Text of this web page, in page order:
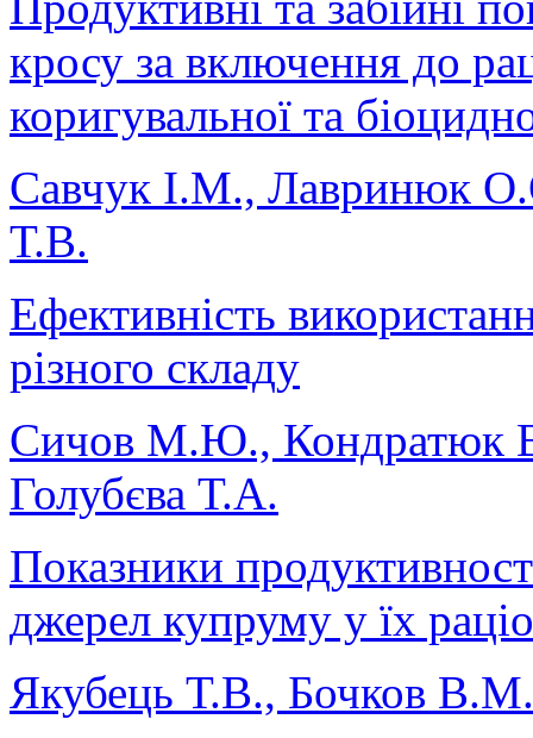
кросу за включення до
коригувальної та
Савчук І.М., Лавринюк
Т.В.
Ефективність
різного складу
Сичов М.Ю., Кондратюк
Голубєва Т.А.
Показники
джерел купруму у їх
Якубець Т.В., Бочков В.М.